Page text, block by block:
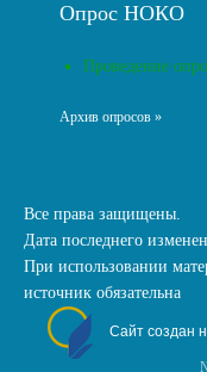
Опрос НОКО
Проведение
Архив опросов »
Все права защищены.
Дата последнего
При использовании
источник обязательна
Сайт создан